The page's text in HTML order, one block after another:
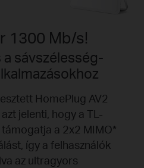
1300 Mb/s!
a sávszélesség-
HomePlug AV2
jelenti, hogy a TL-
a 2x2 MIMO*
így a felhasználók
az ultragyors